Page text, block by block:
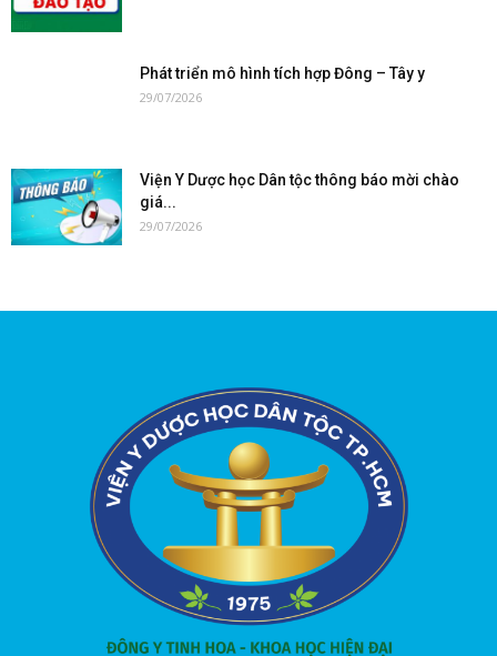
Phát triển mô hình tích hợp Đông – Tây y
29/07/2026
Viện Y Dược học Dân tộc thông báo mời chào
giá...
29/07/2026